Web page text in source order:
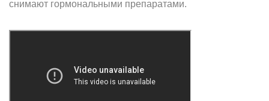
снимают гормональными препаратами.